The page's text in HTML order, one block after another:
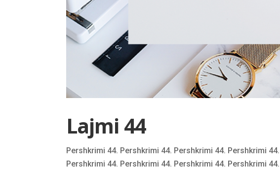
Lajmi 44
Pershkrimi 44. Pershkrimi 44. Pershkrimi 44. Pershkrimi
Pershkrimi 44. Pershkrimi 44. Pershkrimi 44. Pershkrimi